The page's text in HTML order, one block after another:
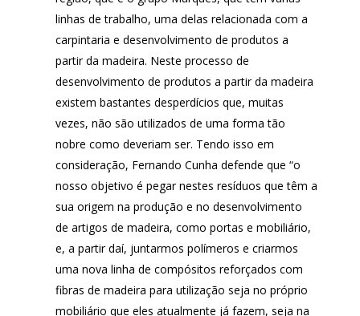
linhas de trabalho, uma delas relacionada com a
carpintaria e desenvolvimento de produtos a
partir da madeira. Neste processo de
desenvolvimento de produtos a partir da madeira
existem bastantes desperdícios que, muitas
vezes, não são utilizados de uma forma tão
nobre como deveriam ser. Tendo isso em
consideração, Fernando Cunha defende que “o
nosso objetivo é pegar nestes resíduos que têm a
sua origem na produção e no desenvolvimento
de artigos de madeira, como portas e mobiliário,
e, a partir daí, juntarmos polímeros e criarmos
uma nova linha de compósitos reforçados com
fibras de madeira para utilização seja no próprio
mobiliário que eles atualmente já fazem, seja na